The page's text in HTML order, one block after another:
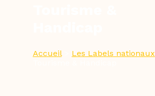
Accueil> Les Labels nationaux